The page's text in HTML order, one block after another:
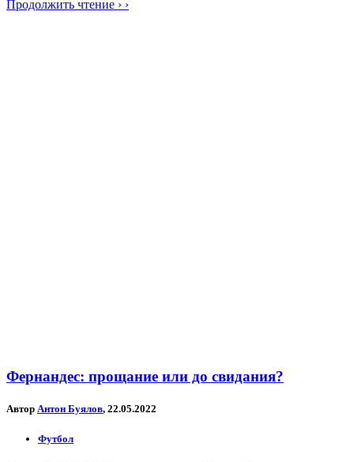
Продолжить чтение › ›
Фернандес: прощание или до свидания?
Автор Антон Буялов, 22.05.2022
Футбол